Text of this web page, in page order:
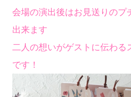
会場の演出後はお見送りのプ
出来ます
二人の想いがゲストに伝わる
です！